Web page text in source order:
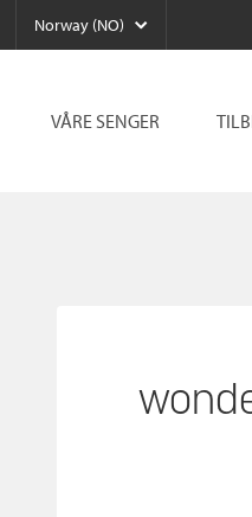
Norway (NO)
VÅRE SENGER